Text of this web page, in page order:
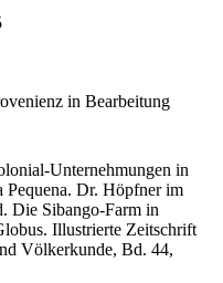
in Bearbeitung
Unternehmungen in
Dr. Höpfner im
Die Sibango-Farm in
Illustrierte Zeitschrift
Völkerkunde, Bd. 44,